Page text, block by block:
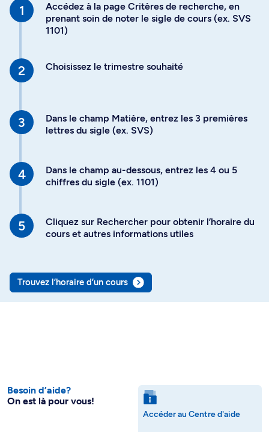
Accédez à la page Critères de recherche, en
prenant soin de noter le sigle de cours (ex. SVS
1101)
Choisissez le trimestre souhaité
Dans le champ Matière, entrez les 3 premières
lettres du sigle (ex. SVS)
Dans le champ au-dessous, entrez les 4 ou 5
chiffres du sigle (ex. 1101)
Cliquez sur Rechercher pour obtenir l’horaire du
cours et autres informations utiles
Trouvez l’horaire d’un cours
Besoin d’aide?
On est là pour vous!
Accéder au Centre d'aide